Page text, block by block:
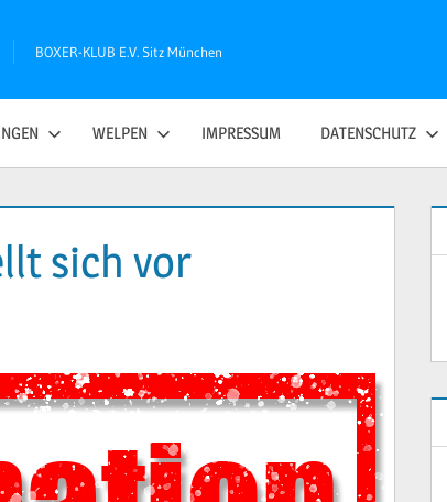
BOXER-KLUB E.V. Sitz München
WELPEN IMPRESSUM DATENSCHUTZ
sich vor